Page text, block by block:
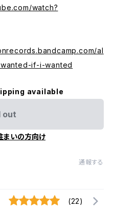
watch?
al
if-i-wanted
available
out
まいの方向け
通報する
(22)